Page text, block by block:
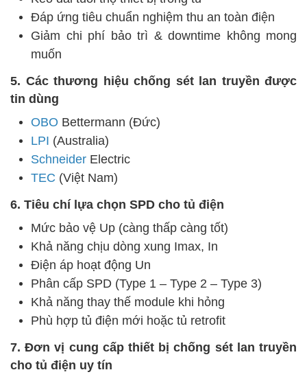
Đáp ứng tiêu chuẩn nghiệm thu an toàn điện
Giảm chi phí bảo trì & downtime không mong
muốn
5. Các thương hiệu chống sét lan truyền được
tin dùng
OBO Bettermann (Đức)
LPI (Australia)
Schneider Electric
TEC (Việt Nam)
6. Tiêu chí lựa chọn SPD cho tủ điện
Mức bảo vệ Up (càng thấp càng tốt)
Khả năng chịu dòng xung Imax, In
Điện áp hoạt động Un
Phân cấp SPD (Type 1 – Type 2 – Type 3)
Khả năng thay thế module khi hỏng
Phù hợp tủ điện mới hoặc tủ retrofit
7. Đơn vị cung cấp thiết bị chống sét lan truyền
cho tủ điện uy tín